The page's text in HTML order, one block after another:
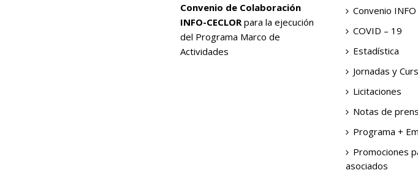
Convenio de Colaboración
INFO-CECLOR para la ejecución
del Programa Marco de
Actividades
Convenio INFO
COVID – 19
Estadística
Jornadas y
Licitaciones
Notas de
Programa +
Promociones
asociados